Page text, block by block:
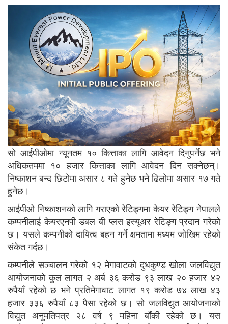
सो आईपीओमा न्यूनतम १० कित्ताका लागि आवेदन दिनुपर्नेछ भने
अधिकतममा १० हजार कित्ताका लागि आवेदन दिन सक्नेछन्।
निष्काशन बन्द छिटोमा असार ८ गते हुनेछ भने ढिलोमा असार १७ गते
हुनेछ।
आईपीओ निष्काशनको लागि गराएको रेटिङ्गमा केयर रेटिङ्ग नेपालले
कम्पनीलाई केयरएनपी डबल बी प्लस इस्यूअर रेटिङ्ग प्रदान गरेको
छ। यसले कम्पनीको दायित्व बहन गर्ने क्षमतामा मध्यम जोखिम रहेको
संकेत गर्दछ।
कम्पनीले सञ्चालन गरेको १२ मेगावाटको दुधकुण्ड खोला जलविद्युत
आयोजनाको कुल लागत २ अर्ब ३६ करोड ९३ लाख २० हजार ४२
रुपैयाँ रहेको छ भने प्रतिमेगावाट लागत १९ करोड ७४ लाख ४३
हजार ३३६ रुपैयाँ ८३ पैसा रहेको छ। सो जलविद्युत आयोजनाको
विद्युत अनुमतिपत्र २८ वर्ष ९ महिना बाँकी रहेको छ। यस